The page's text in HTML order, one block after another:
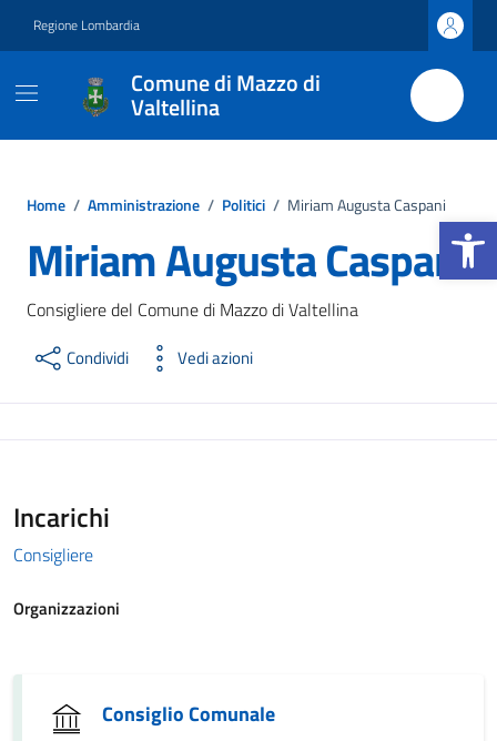
Apri la
Regione Lombardia
Comune di Mazzo di
Valtellina
Home / Amministrazione / Politici / Miriam Augusta Caspani
Miriam Augusta Caspani
Consigliere del Comune di Mazzo di Valtellina
Condividi Vedi azioni
Incarichi
Consigliere
Organizzazioni
Consiglio Comunale